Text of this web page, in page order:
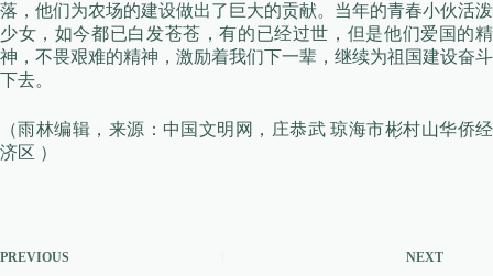
落，他们为农场的建设做出了巨大的贡献。当年的青春小伙活泼
少女，如今都已白发苍苍，有的已经过世，但是他们爱国的精
神，不畏艰难的精神，激励着我们下一辈，继续为祖国建设奋斗
下去。
（雨林编辑，来源：中国文明网，庄恭武 琼海市彬村山华侨经
济区 ）
PREVIOUS NEXT